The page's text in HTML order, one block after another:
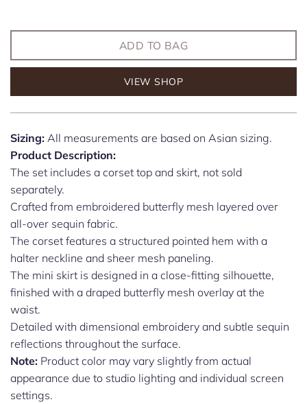
ADD TO BAG
VIEW SHOP
Sizing: All measurements are based on Asian sizing.
Product Description:
The set includes a corset top and skirt, not sold
separately.
Crafted from embroidered butterfly mesh layered over
all-over sequin fabric.
The corset features a structured pointed hem with a
halter neckline and sheer mesh paneling.
The mini skirt is designed in a close-fitting silhouette,
finished with a draped butterfly mesh overlay at the
waist.
Detailed with dimensional embroidery and subtle sequin
reflections throughout the surface.
Note: Product color may vary slightly from actual
appearance due to studio lighting and individual screen
settings.